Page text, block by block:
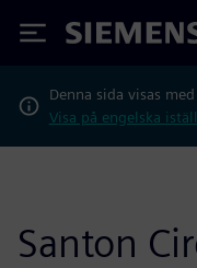
Siemens
Denna sida visas
Visa på engelska
Santon